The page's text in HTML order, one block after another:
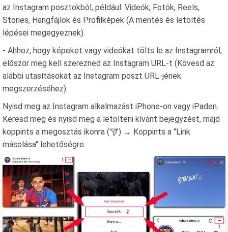
az Instagram posztokból, például: Videók, Fotók, Reels,
Stories, Hangfájlok és Profilképek (A mentés és letöltés
lépései megegyeznek).
- Ahhoz, hogy képeket vagy videókat tölts le az Instagramról,
először meg kell szerezned az Instagram URL-t (Kövesd az
alábbi utasításokat az Instagram poszt URL-jének
megszerzéséhez).
Nyisd meg az Instagram alkalmazást iPhone-on vagy iPaden.
Keresd meg és nyisd meg a letölteni kívánt bejegyzést, majd
koppints a megosztás ikonra (
) → Koppints a "Link
másolása" lehetőségre.